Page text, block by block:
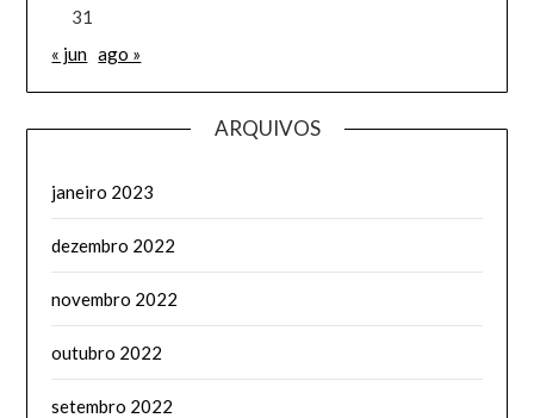
31
« jun ago »
ARQUIVOS
janeiro 2023
dezembro 2022
novembro 2022
outubro 2022
setembro 2022